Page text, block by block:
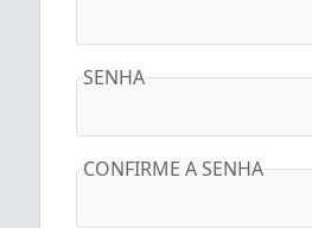
SENHA
CONFIRME A SENHA